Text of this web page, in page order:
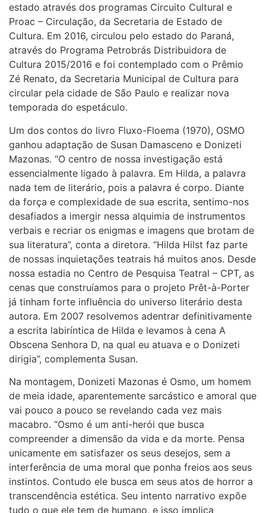
estado através dos programas Circuito Cultural e
Proac – Circulação, da Secretaria de Estado de
Cultura. Em 2016, circulou pelo estado do Paraná,
através do Programa Petrobrás Distribuidora de
Cultura 2015/2016 e foi contemplado com o Prêmio
Zé Renato, da Secretaria Municipal de Cultura para
circular pela cidade de São Paulo e realizar nova
temporada do espetáculo.
Um dos contos do livro Fluxo-Floema (1970), OSMO
ganhou adaptação de Susan Damasceno e Donizeti
Mazonas. “O centro de nossa investigação está
essencialmente ligado à palavra. Em Hilda, a palavra
nada tem de literário, pois a palavra é corpo. Diante
da força e complexidade de sua escrita, sentimo-nos
desafiados a imergir nessa alquimia de instrumentos
verbais e recriar os enigmas e imagens que brotam de
sua literatura”, conta a diretora. “Hilda Hilst faz parte
de nossas inquietações teatrais há muitos anos. Desde
nossa estadia no Centro de Pesquisa Teatral – CPT, as
cenas que construíamos para o projeto Prêt-à-Porter
já tinham forte influência do universo literário desta
autora. Em 2007 resolvemos adentrar definitivamente
a escrita labiríntica de Hilda e levamos à cena A
Obscena Senhora D, na qual eu atuava e o Donizeti
dirigia”, complementa Susan.
Na montagem, Donizeti Mazonas é Osmo, um homem
de meia idade, aparentemente sarcástico e amoral que
vai pouco a pouco se revelando cada vez mais
macabro. “Osmo é um anti-herói que busca
compreender a dimensão da vida e da morte. Pensa
unicamente em satisfazer os seus desejos, sem a
interferência de uma moral que ponha freios aos seus
instintos. Contudo ele busca em seus atos de horror a
transcendência estética. Seu intento narrativo expõe
tudo o que ele tem de humano, e isso implica